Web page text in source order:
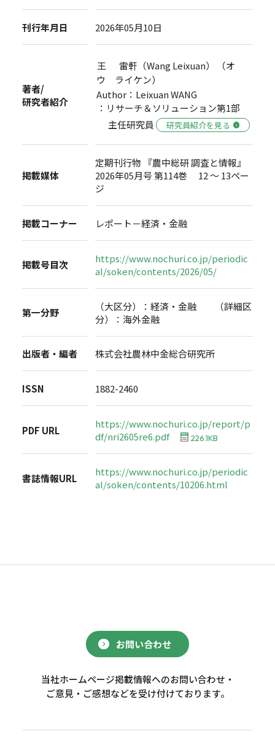
刊行年月日 2026年05月10日
著者/
研究者紹介
王 雷軒（Wang Leixuan） （オ
ウ ライケン）
Author：Leixuan WANG
：リサーチ＆ソリューション第1部
主任研究員
研究員紹介を見る
掲載媒体
定期刊行物 『農中総研 調査と情報』
2026年05月号 第114巻 12 ～ 13ペー
ジ
掲載コーナー レポート－経済・金融
掲載号目次
https://www.nochuri.co.jp/periodic
al/soken/contents/2026/05/
第一分野
（大区分）：経済・金融 （詳細区
分）：海外金融
出版者・編者 株式会社農林中金総合研究所
ISSN 1882-2460
PDF URL
https://www.nochuri.co.jp/report/p
df/nri2605re6.pdf
226.1KB
書誌情報URL
https://www.nochuri.co.jp/periodic
al/soken/contents/10206.html
お問い合わせ
当社ホームページ掲載情報へのお問い合わせ・
ご意見・ご感想などを受け付けております。